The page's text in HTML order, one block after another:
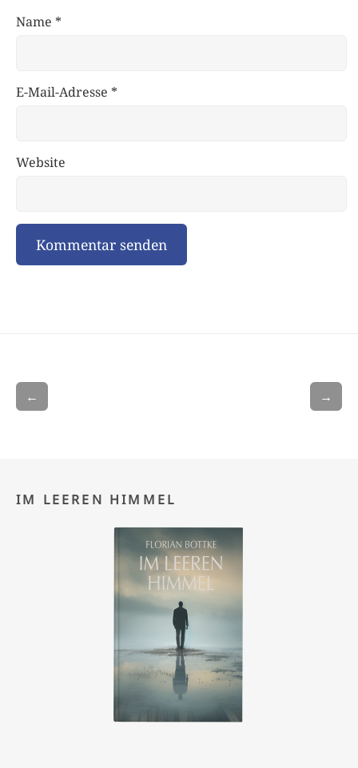
Name *
E-Mail-Adresse *
Website
← →
IM LEEREN HIMMEL